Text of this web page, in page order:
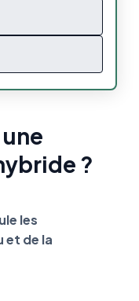
?
les
et de la
hybride ?
une pompe à
: Ce